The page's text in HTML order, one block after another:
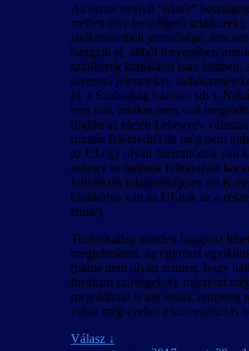
Az orosz nyelvű “háttér”
mellett ülve beszélgető
játékmenetbeli jelentősége,
hangzik el, abból lényegében
sztalkerek kiabálását harc közben,
átvezető jeleneteket,
pl. a Szabadság bázison stb.).
eset van, amikor nem volt
rögtön az elején Lebegyev
miután felébredtél de még nem
az UI egy olyan üzemmódba van
sehogy se tudtunk feliratozást
feliratozás tulajdonképpen ott is
blokkolva van az UI-nak az a
lenne).
Technikailag minden hanghoz
megjeleníteni, de egyrészt
(pláne nem olyan szinten, hogy
fordítani szövegeket), másrészt
megoldható is lett volna, rengeteg
volna még ezeket a szövegeket is
Válasz ↓